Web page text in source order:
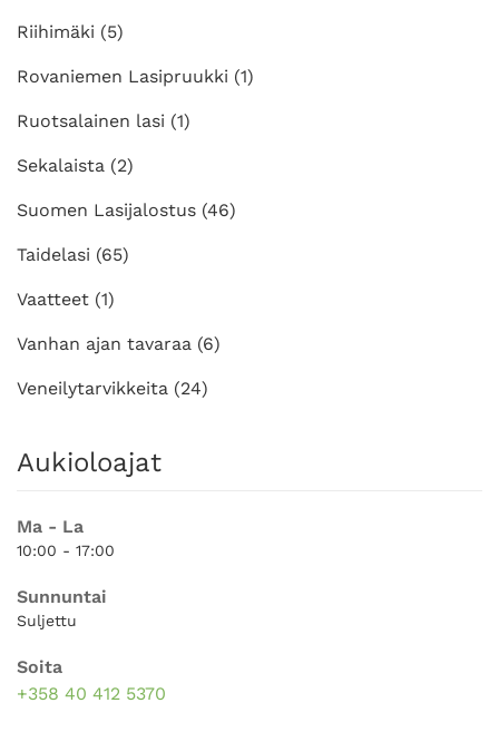
Riihimäki (5)
Rovaniemen Lasipruukki (1)
Ruotsalainen lasi (1)
Sekalaista (2)
Suomen Lasijalostus (46)
Taidelasi (65)
Vaatteet (1)
Vanhan ajan tavaraa (6)
Veneilytarvikkeita (24)
Aukioloajat
Ma - La
10:00 - 17:00
Sunnuntai
Suljettu
Soita
+358 40 412 5370